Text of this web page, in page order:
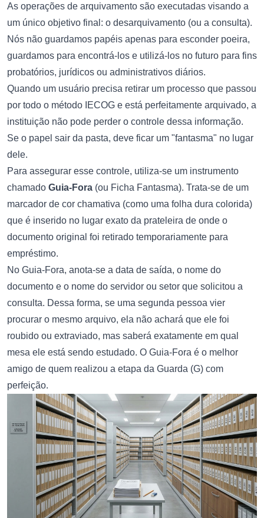
As operações de arquivamento são executadas visando a
um único objetivo final: o desarquivamento (ou a consulta).
Nós não guardamos papéis apenas para esconder poeira,
guardamos para encontrá-los e utilizá-los no futuro para fins
probatórios, jurídicos ou administrativos diários.
Quando um usuário precisa retirar um processo que passou
por todo o método IECOG e está perfeitamente arquivado, a
instituição não pode perder o controle dessa informação.
Se o papel sair da pasta, deve ficar um "fantasma" no lugar
dele.
Para assegurar esse controle, utiliza-se um instrumento
chamado Guia-Fora (ou Ficha Fantasma). Trata-se de um
marcador de cor chamativa (como uma folha dura colorida)
que é inserido no lugar exato da prateleira de onde o
documento original foi retirado temporariamente para
empréstimo.
No Guia-Fora, anota-se a data de saída, o nome do
documento e o nome do servidor ou setor que solicitou a
consulta. Dessa forma, se uma segunda pessoa vier
procurar o mesmo arquivo, ela não achará que ele foi
roubido ou extraviado, mas saberá exatamente em qual
mesa ele está sendo estudado. O Guia-Fora é o melhor
amigo de quem realizou a etapa da Guarda (G) com
perfeição.